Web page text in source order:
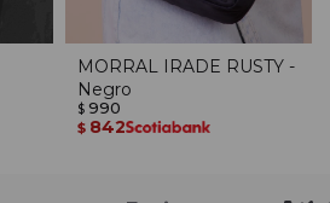
MORRAL IRADE RUSTY -
Negro
$ 990
$ 842